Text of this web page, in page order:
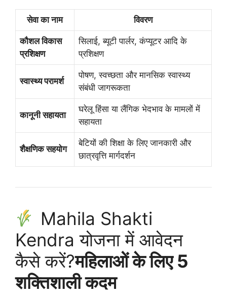
सेवा का नाम विवरण
कौशल विकास
प्रशिक्षण
सिलाई, ब्यूटी पार्लर, कंप्यूटर आदि के
प्रशिक्षण
स्वास्थ्य परामर्श
पोषण, स्वच्छता और मानसिक स्वास्थ्य
संबंधी जागरूकता
कानूनी सहायता
घरेलू हिंसा या लैंगिक भेदभाव के मामलों में
सहायता
शैक्षणिक सहयोग
बेटियों की शिक्षा के लिए जानकारी और
छात्रवृत्ति मार्गदर्शन
Mahila Shakti
Kendra योजना में आवेदन
कैसे करें?महिलाओं के लिए 5
शक्तिशाली कदम